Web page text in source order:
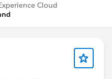
Cloud